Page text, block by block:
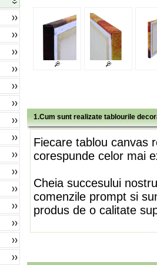
1.Cum sunt realizate tablourile
Fiecare tablou canvas
corespunde celor mai
Cheia succesului
comenzile prompt si
produs de o calitate